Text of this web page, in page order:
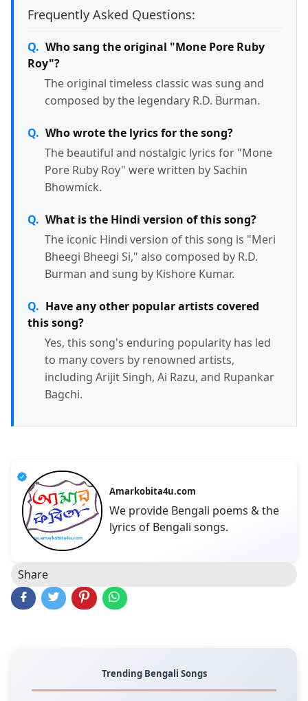
Frequently Asked Questions:
Who sang the original "Mone Pore Ruby
Roy"?
The original timeless classic was sung and
composed by the legendary R.D. Burman.
Who wrote the lyrics for the song?
The beautiful and nostalgic lyrics for "Mone
Pore Ruby Roy" were written by Sachin
Bhowmick.
What is the Hindi version of this song?
The iconic Hindi version of this song is "Meri
Bheegi Bheegi Si," also composed by R.D.
Burman and sung by Kishore Kumar.
Have any other popular artists covered
this song?
Yes, this song's enduring popularity has led
to many covers by renowned artists,
including Arijit Singh, Ai Razu, and Rupankar
Bagchi.
Amarkobita4u.com
We provide Bengali poems & the
lyrics of Bengali songs.
Share
Trending Bengali Songs